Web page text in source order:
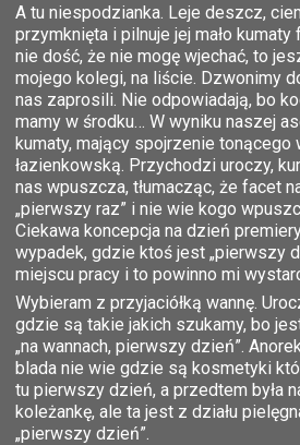
A tu niespodzianka. Leje deszcz,
przymknięta i pilnuje jej mało
nie dość, że nie mogę wjechać, to
mojego kolegi, na liście. Dzwonimy
nas zaprosili. Nie odpowiadają, bo
mamy w środku… W wyniku naszej
kumaty, mający spojrzenie tonącego
łazienkowską. Przychodzi uroczy,
nas wpuszcza, tłumacząc, że facet
„pierwszy raz” i nie wie kogo
Ciekawa koncepcja na dzień
wypadek, gdzie ktoś jest „pierwszy
miejscu pracy i to powinno mi
Wybieram z przyjaciółką wannę.
gdzie są takie jakich szukamy, bo
„na wannach, pierwszy dzień”.
blada nie wie gdzie są kosmetyki
tu pierwszy dzień, a przedtem była
koleżankę, ale ta jest z działu
„pierwszy dzień”.